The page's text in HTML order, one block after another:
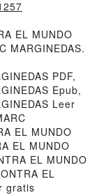
EL MUNDO
MARGINEDAS.
PDF,
Epub,
Leer
EL MUNDO
EL MUNDO
EL MUNDO
EL
gratis